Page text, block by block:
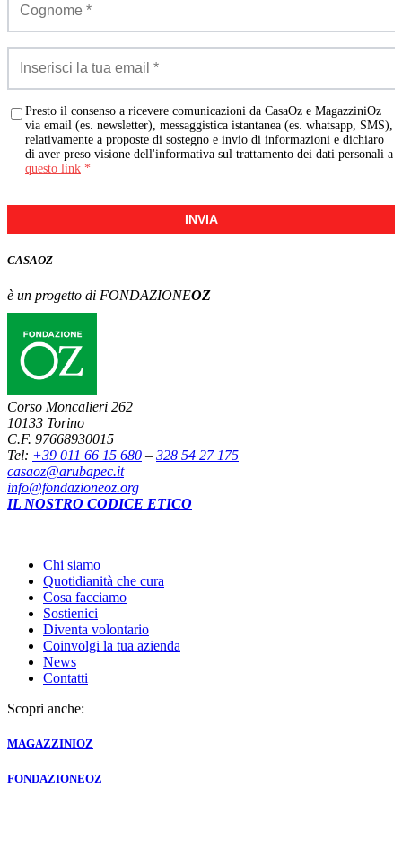
Presto il consenso a ricevere comunicazioni da CasaOz e MagazziniOz
via email (es. newsletter), messaggistica istantanea (es. whatsapp, SMS),
relativamente a proposte di sostegno e invio di informazioni e dichiaro
di aver preso visione dell'informativa sul trattamento dei dati personali a
questo link *
INVIA
CASAOZ
è un progetto di FONDAZIONEOZ
Corso Moncalieri 262
10133 Torino
C.F. 97668930015
Tel: +39 011 66 15 680 – 328 54 27 175
casaoz@arubapec.it
info@fondazioneoz.org
IL NOSTRO CODICE ETICO
Chi siamo
Quotidianità che cura
Cosa facciamo
Sostienici
Diventa volontario
Coinvolgi la tua azienda
News
Contatti
Scopri anche:
MAGAZZINIOZ
FONDAZIONEOZ